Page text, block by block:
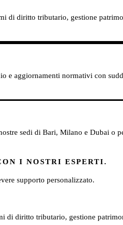
di diritto tributario, gestione
e aggiornamenti normativi con
sedi di Bari, Milano e Dubai
I NOSTRI ESPERTI.
supporto personalizzato.
diritto tributario, gestione